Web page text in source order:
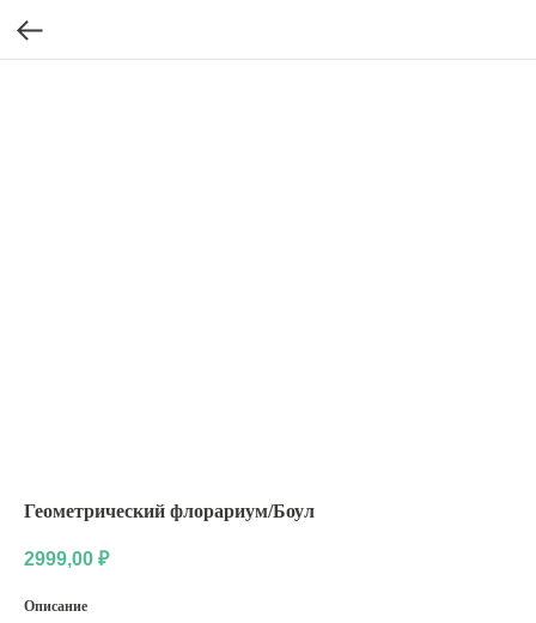
Геометрический флорариум/Боул
2999,00 ₽
Описание